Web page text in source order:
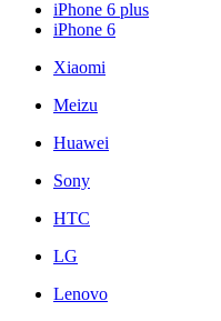
iPhone 6 plus
iPhone 6
Xiaomi
Meizu
Huawei
Sony
HTC
LG
Lenovo